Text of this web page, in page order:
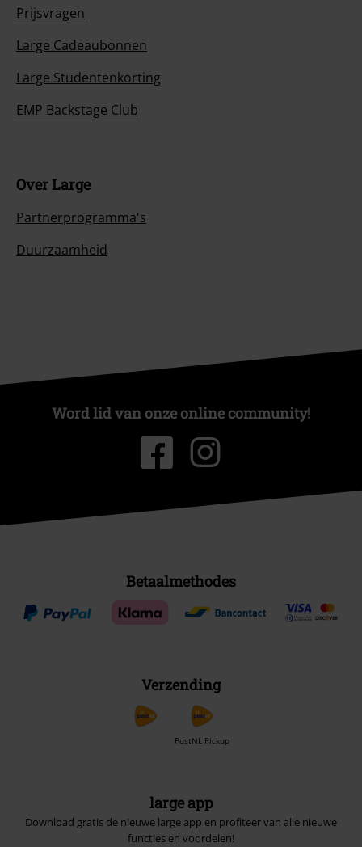
Prijsvragen
Large Cadeaubonnen
Large Studentenkorting
EMP Backstage Club
Over Large
Partnerprogramma's
Duurzaamheid
Word lid van onze online community!
Betaalmethodes
Verzending
PostNL Pickup
large app
Download gratis de nieuwe large app en profiteer van alle nieuwe
functies en voordelen!